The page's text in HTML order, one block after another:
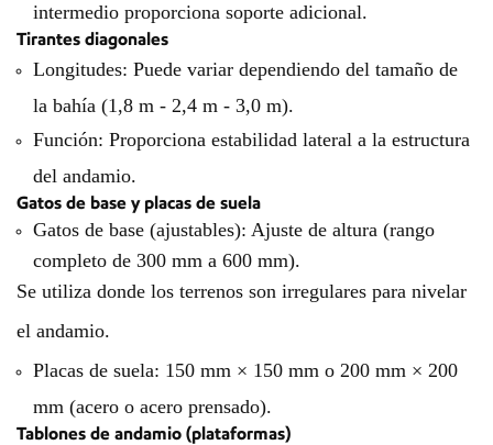
intermedio proporciona soporte adicional.
Tirantes diagonales
Longitudes: Puede variar dependiendo del tamaño de
la bahía (1,8 m - 2,4 m - 3,0 m).
Función: Proporciona estabilidad lateral a la estructura
del andamio.
Gatos de base y placas de suela
Gatos de base (ajustables): Ajuste de altura (rango
completo de 300 mm a 600 mm).
Se utiliza donde los terrenos son irregulares para nivelar
el andamio.
Placas de suela: 150 mm × 150 mm o 200 mm × 200
mm (acero o acero prensado).
Tablones de andamio (plataformas)